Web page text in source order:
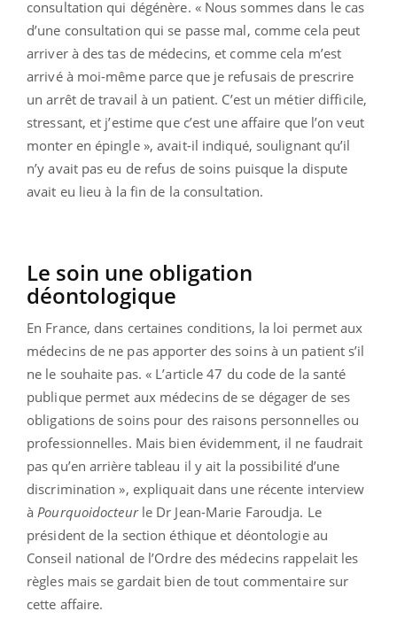
consultation qui dégénère. « Nous sommes dans le cas
d’une consultation qui se passe mal, comme cela peut
arriver à des tas de médecins, et comme cela m’est
arrivé à moi-même parce que je refusais de prescrire
un arrêt de travail à un patient. C’est un métier difficile,
stressant, et j’estime que c’est une affaire que l’on veut
monter en épingle », avait-il indiqué, soulignant qu’il
n’y avait pas eu de refus de soins puisque la dispute
avait eu lieu à la fin de la consultation.
Le soin une obligation
déontologique
En France, dans certaines conditions, la loi permet aux
médecins de ne pas apporter des soins à un patient s’il
ne le souhaite pas. « L’article 47 du code de la santé
publique permet aux médecins de se dégager de ses
obligations de soins pour des raisons personnelles ou
professionnelles. Mais bien évidemment, il ne faudrait
pas qu’en arrière tableau il y ait la possibilité d’une
discrimination », expliquait dans une récente interview
à Pourquoidocteurle Dr Jean-Marie Faroudja. Le
président de la section éthique et déontologie au
Conseil national de l’Ordre des médecins rappelait les
règles mais se gardait bien de tout commentaire sur
cette affaire.